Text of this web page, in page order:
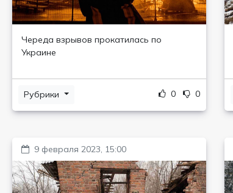
Череда взрывов прокатилась по
Украине
Рубрики 0 0
9 февраля 2023, 15:00